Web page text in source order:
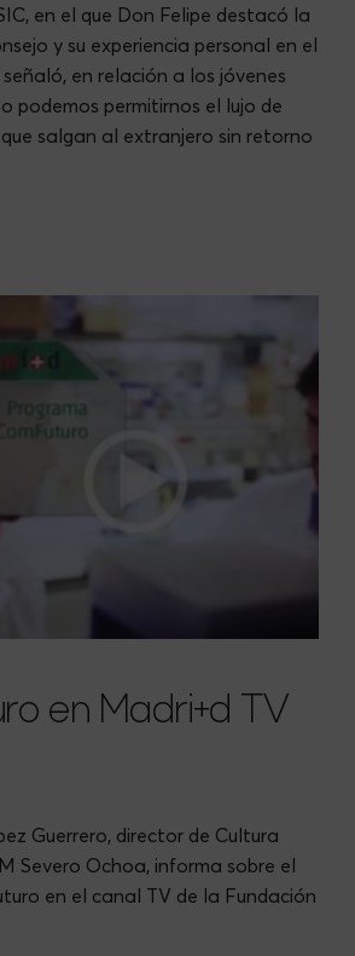
en el que Don Felipe destacó la
y su experiencia personal en el
señaló, en relación a los jóvenes
podemos permitirnos el lujo de
salgan al extranjero sin retorno
en Madri+d TV
Guerrero, director de Cultura
Severo Ochoa, informa sobre el
en el canal TV de la Fundación